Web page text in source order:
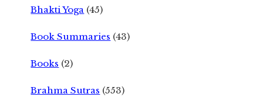
Bhakti Yoga (45)
Book Summaries (43)
Books (2)
Brahma Sutras (553)